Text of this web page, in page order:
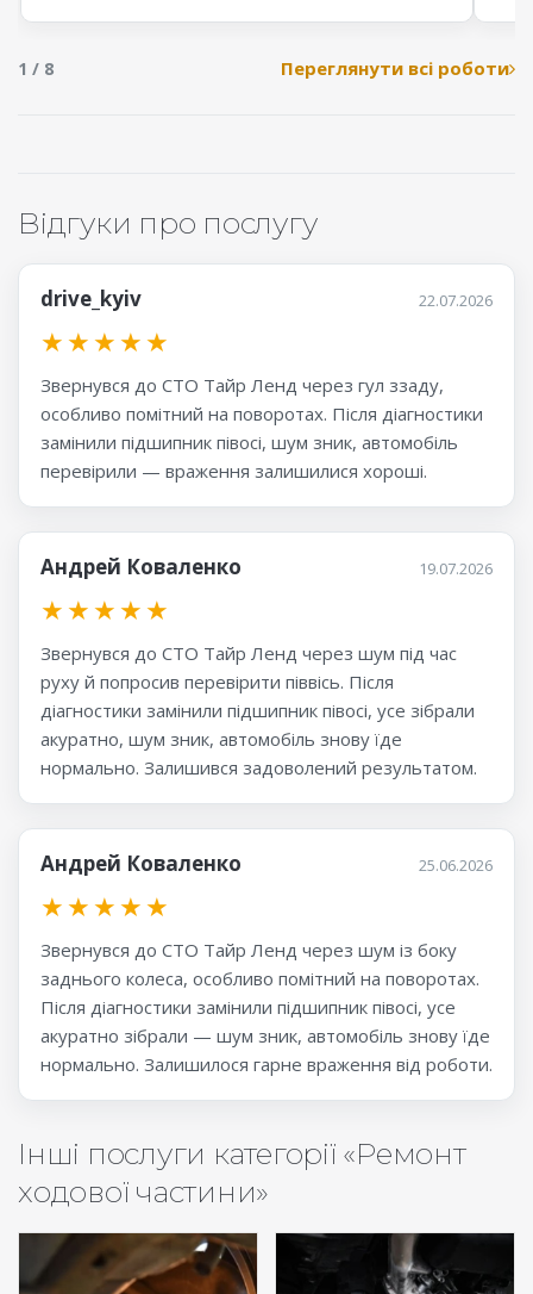
1 / 8 Переглянути всі роботи
Відгуки про послугу
drive_kyiv 22.07.2026
★★★★★
Звернувся до СТО Тайр Ленд через гул ззаду,
особливо помітний на поворотах. Після діагностики
замінили підшипник півосі, шум зник, автомобіль
перевірили — враження залишилися хороші.
Андрей Коваленко 19.07.2026
★★★★★
Звернувся до СТО Тайр Ленд через шум під час
руху й попросив перевірити піввісь. Після
діагностики замінили підшипник півосі, усе зібрали
акуратно, шум зник, автомобіль знову їде
нормально. Залишився задоволений результатом.
Андрей Коваленко 25.06.2026
★★★★★
Звернувся до СТО Тайр Ленд через шум із боку
заднього колеса, особливо помітний на поворотах.
Після діагностики замінили підшипник півосі, усе
акуратно зібрали — шум зник, автомобіль знову їде
нормально. Залишилося гарне враження від роботи.
Інші послуги категорії «Ремонт
ходової частини»